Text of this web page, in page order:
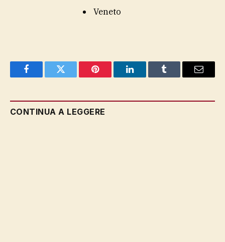
Veneto
FacebookTwitter Pinterest LinkedInTumblr Email
CONTINUA A LEGGERE